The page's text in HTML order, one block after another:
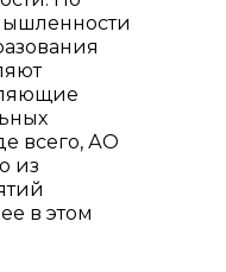
всего, АО
из
в этом